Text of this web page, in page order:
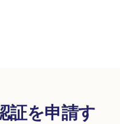
証を申請す